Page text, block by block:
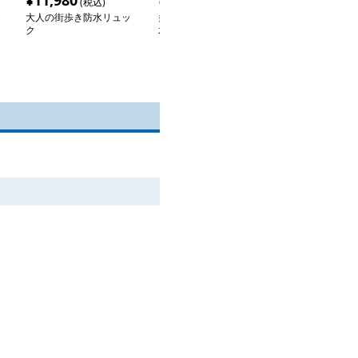
大人の街歩き防水リュッ
ク
多機能スタイリッシュ防
水リュック